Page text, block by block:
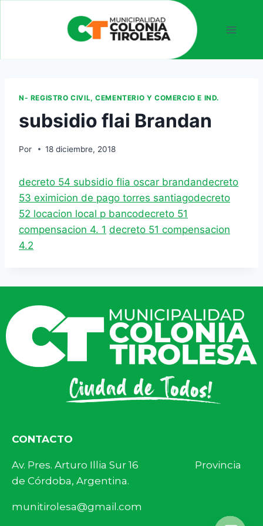
N- REGISTRO CIVIL, CEMENTERIO Y COMERCIO E IND.
subsidio flai Brandan
Por 18 diciembre, 2018
decreto 54 subsidio flia oscar brandandecreto
53 eximicion de pago torres santiagodecreto
52 locacion local p bancodecreto 51
compensacion 4. 1 decreto 51 compensacion
4.2
CONTACTO
Av. Pres. Arturo Illia Sur 16 Provincia
de Córdoba, Argentina.
munitirolesa@gmail.com